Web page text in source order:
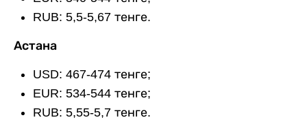
RUB: 5,5-5,67 тенге.
Астана
USD: 467-474 тенге;
EUR: 534-544 тенге;
RUB: 5,55-5,7 тенге.